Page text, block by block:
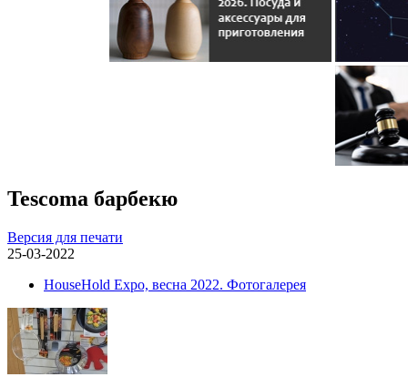
Tescoma барбекю
Версия для печати
25-03-2022
HouseHold Expo, весна 2022. Фотогалерея